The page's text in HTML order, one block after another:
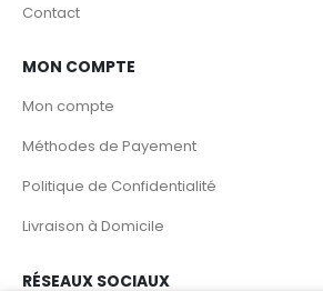
Contact
MON COMPTE
Mon compte
Méthodes de Payement
Politique de Confidentialité
Livraison à Domicile
RÉSEAUX SOCIAUX